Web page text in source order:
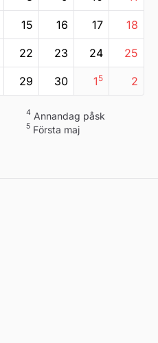
15 16 17 18
22 23 24 25
29 30 1 5 2
4 annandag påsk
5 första maj